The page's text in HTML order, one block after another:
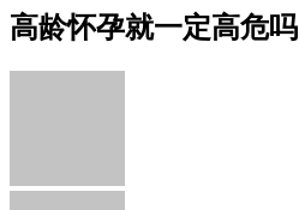
高龄怀孕就一定高危吗